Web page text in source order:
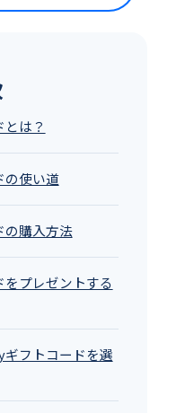
は？
の使い道
購入方法
プレゼントする
フトコードを選